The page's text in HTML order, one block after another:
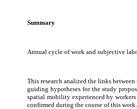
Summary
Annual cycle of work and subjective
This research analized the links
guiding hypotheses for the study
spatial mobility experienced by
confirmed during the course of this work.